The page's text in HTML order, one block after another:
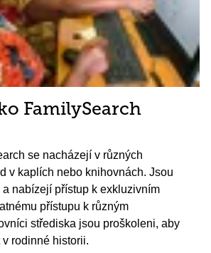
FamilySearch
se nacházejí v různých
v kaplích nebo knihovnách. Jsou
nabízejí přístup k exkluzivním
přístupu k různým
střediska jsou proškoleni, aby
rodinné historii.